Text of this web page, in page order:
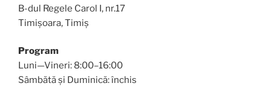
B-dul Regele Carol I, nr.17
Timișoara, Timiș
Program
Luni—Vineri: 8:00–16:00
Sâmbătă și Duminică: închis